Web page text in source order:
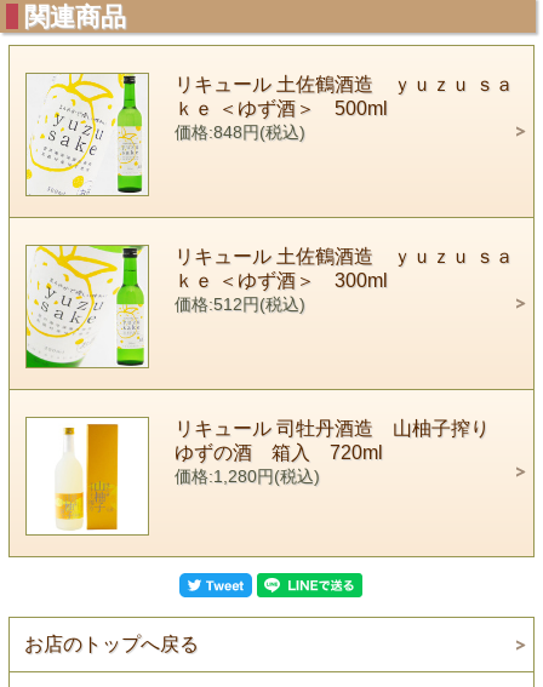
関連商品
リキュール 土佐鶴酒造 ｙｕｚｕ ｓａ
ｋｅ ＜ゆず酒＞ 500ml
価格:848円(税込)
リキュール 土佐鶴酒造 ｙｕｚｕ ｓａ
ｋｅ ＜ゆず酒＞ 300ml
価格:512円(税込)
リキュール 司牡丹酒造 山柚子搾り
ゆずの酒 箱入 720ml
価格:1,280円(税込)
お店のトップへ戻る